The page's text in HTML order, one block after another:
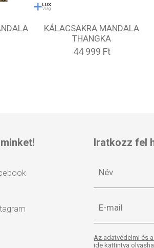
KÁLACSAKRA MANDALA
THANGKA
44 999 Ft
minket! Iratkozz fel
Az adatvédelmi és
ide kattintva